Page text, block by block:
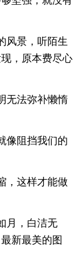
风景，听陌生
，原本费尽心
无法弥补懒惰
像阻挡我们的
，这样才能做
月，白洁无
新最美的图